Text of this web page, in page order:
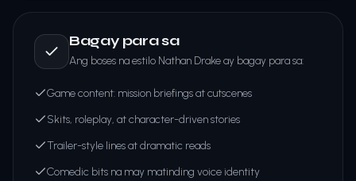
Bagay para sa
Ang boses na estilo Nathan Drake ay bagay para sa:
Game content: mission briefings at cutscenes
Skits, roleplay, at character-driven stories
Trailer-style lines at dramatic reads
Comedic bits na may matinding voice identity